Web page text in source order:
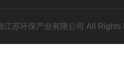
江苏环保产业有限公司 All